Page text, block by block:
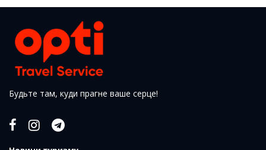
Будьте там, куди прагне ваше серце!